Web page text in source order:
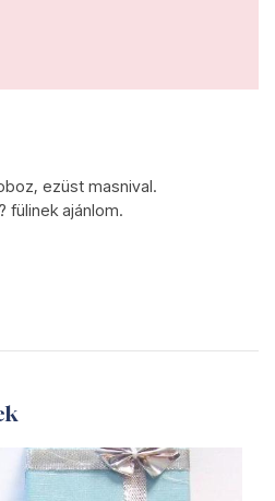
ezüst masnival.
fülinek ajánlom.